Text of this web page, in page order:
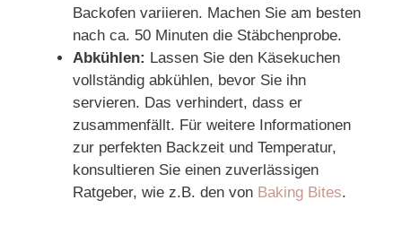
Backofen variieren. Machen Sie am besten
nach ca. 50 Minuten die Stäbchenprobe.
Abkühlen: Lassen Sie den Käsekuchen
vollständig abkühlen, bevor Sie ihn
servieren. Das verhindert, dass er
zusammenfällt. Für weitere Informationen
zur perfekten Backzeit und Temperatur,
konsultieren Sie einen zuverlässigen
Ratgeber, wie z.B. den von Baking Bites.